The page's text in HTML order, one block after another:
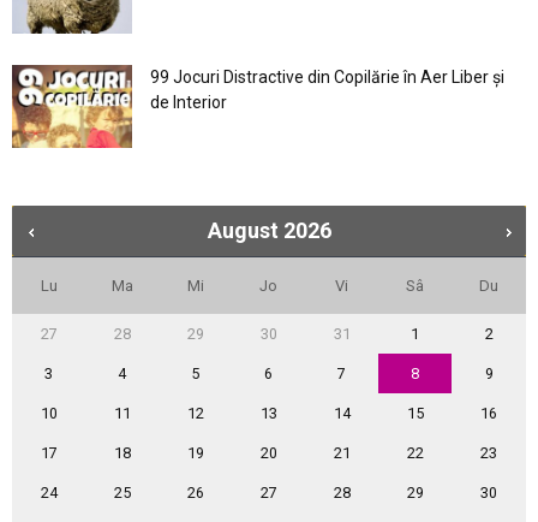
99 Jocuri Distractive din Copilărie în Aer Liber şi
de Interior
August 2026
Lu Ma Mi Jo Vi Sâ Du
27 28 29 30 31 1 2
3 4 5 6 7 8 9
10 11 12 13 14 15 16
17 18 19 20 21 22 23
24 25 26 27 28 29 30